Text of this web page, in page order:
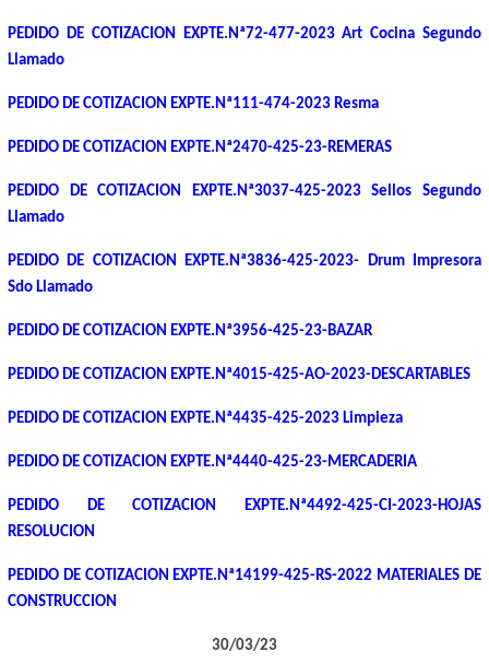
PEDIDO DE COTIZACION EXPTE.Nª72-477-2023 Art Cocina Segundo
Llamado
PEDIDO DE COTIZACION EXPTE.Nª111-474-2023 Resma
PEDIDO DE COTIZACION EXPTE.Nª2470-425-23-REMERAS
PEDIDO DE COTIZACION EXPTE.Nª3037-425-2023 Sellos Segundo
Llamado
PEDIDO DE COTIZACION EXPTE.Nª3836-425-2023- Drum Impresora
Sdo Llamado
PEDIDO DE COTIZACION EXPTE.Nª3956-425-23-BAZAR
PEDIDO DE COTIZACION EXPTE.Nª4015-425-AO-2023-DESCARTABLES
PEDIDO DE COTIZACION EXPTE.Nª4435-425-2023 Limpieza
PEDIDO DE COTIZACION EXPTE.Nª4440-425-23-MERCADERIA
PEDIDO DE COTIZACION EXPTE.Nª4492-425-CI-2023-HOJAS
RESOLUCION
PEDIDO DE COTIZACION EXPTE.Nª14199-425-RS-2022 MATERIALES DE
CONSTRUCCION
30/03/23